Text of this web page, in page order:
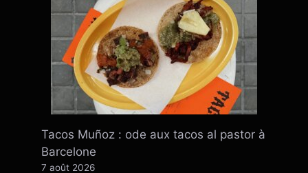
Tacos Muñoz : ode aux tacos al pastor à
Barcelone
7 août 2026